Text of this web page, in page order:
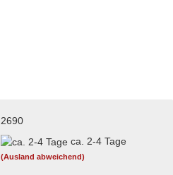
2690
ca. 2-4 Tage
(Ausland abweichend)